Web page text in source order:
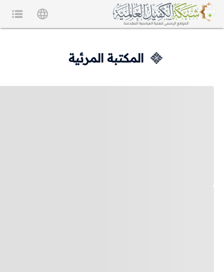
المكتبة المرئية